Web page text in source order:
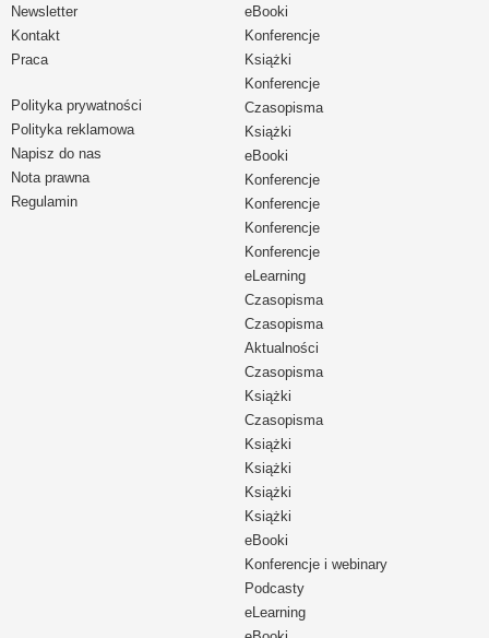
Newsletter
Kontakt
Praca
Polityka prywatności
Polityka reklamowa
Napisz do nas
Nota prawna
Regulamin
eBooki
Konferencje
Książki
Konferencje
Czasopisma
Książki
eBooki
Konferencje
Konferencje
Konferencje
Konferencje
eLearning
Czasopisma
Czasopisma
Aktualności
Czasopisma
Książki
Czasopisma
Książki
Książki
Książki
Książki
eBooki
Konferencje i webinary
Podcasty
eLearning